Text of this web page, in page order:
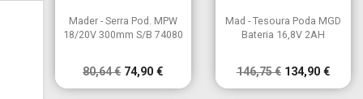
Vista rápida
Mader - Serra Pod. MPW
18/20V 300mm S/B 74080
80,64 € 74,90 €
Vista rápida
Mad - Tesoura Poda MGD
Bateria 16,8V 2AH
146,75 € 134,90 €